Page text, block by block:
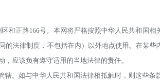
区和正路166号。本网将严格按照中华人民共和国相
的法律制度，不包括在内）以外地点使用。在某些
，应该负有遵守适用的当地法律的责任。
辖。如与中华人民共和国法律相抵触时，则这些条